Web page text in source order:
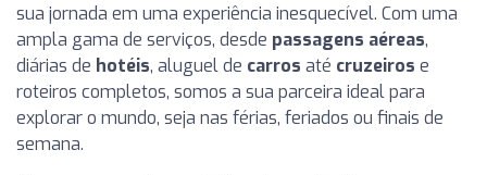
sua jornada em uma experiência inesquecível. Com uma
ampla gama de serviços, desde passagens aéreas,
diárias de hotéis, aluguel de carros até cruzeiros e
roteiros completos, somos a sua parceira ideal para
explorar o mundo, seja nas férias, feriados ou finais de
semana.